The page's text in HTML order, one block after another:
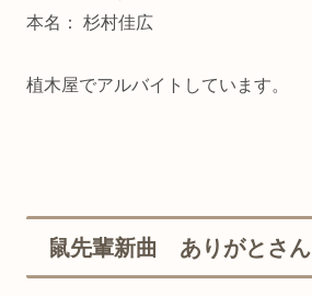
本名： 杉村佳広
植木屋でアルバイトしています。
鼠先輩新曲 ありがとさん